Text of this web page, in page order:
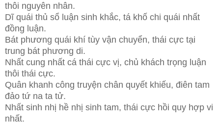
thôi nguyên nhân.
Dĩ quái thủ sổ luận sinh khắc, tá khố chi quái nhất
đồng luận.
Bát phương quái khí tùy vận chuyển, thái cực tại
trung bát phương di.
Nhất cung nhất cá thái cực vị, chủ khách trọng luận
thôi thái cực.
Quân khanh công truyện chân quyết khiếu, điên tam
đảo tứ na ta tử.
Nhất sinh nhị hề nhị sinh tam, thái cực hồi quy hợp vi
nhất.